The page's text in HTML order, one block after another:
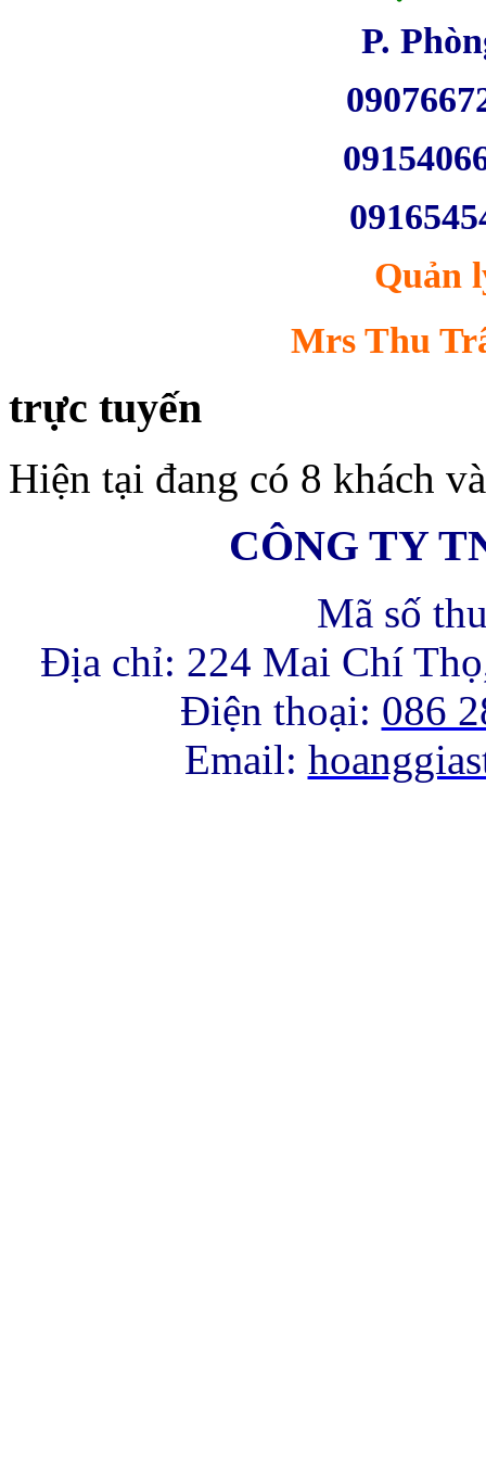
P.
Quản
Mrs Thu
trực tuyến
Hiện tại đang có 8 khách
CÔNG TY
Mã số
Địa chỉ: 224 Mai Chí
Điện thoại: 086
Email: